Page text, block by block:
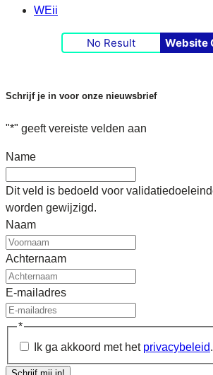
WEii
No Result Website
Schrijf je in voor onze nieuwsbrief
"*" geeft vereiste velden aan
Name
Dit veld is bedoeld voor
worden gewijzigd.
Naam
Achternaam
E-mailadres
*
Ik ga akkoord met het privacybeleid.